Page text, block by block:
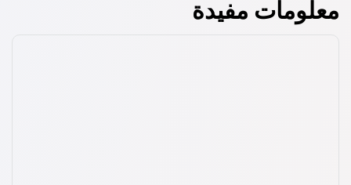
معلومات مفيدة